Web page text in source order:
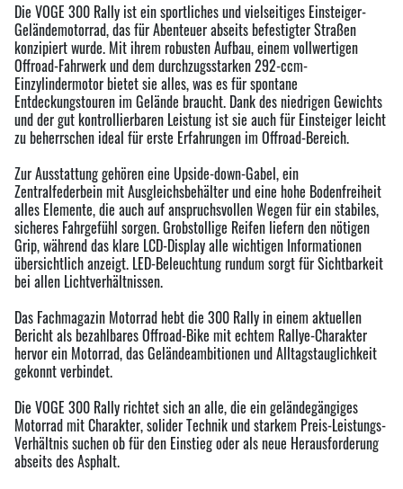
Die VOGE 300 Rally ist ein sportliches und vielseitiges Einsteiger-
Geländemotorrad, das für Abenteuer abseits befestigter Straßen
konzipiert wurde. Mit ihrem robusten Aufbau, einem vollwertigen
Offroad-Fahrwerk und dem durchzugsstarken 292-ccm-
Einzylindermotor bietet sie alles, was es für spontane
Entdeckungstouren im Gelände braucht. Dank des niedrigen Gewichts
und der gut kontrollierbaren Leistung ist sie auch für Einsteiger leicht
zu beherrschen ideal für erste Erfahrungen im Offroad-Bereich.
Zur Ausstattung gehören eine Upside-down-Gabel, ein
Zentralfederbein mit Ausgleichsbehälter und eine hohe Bodenfreiheit
alles Elemente, die auch auf anspruchsvollen Wegen für ein stabiles,
sicheres Fahrgefühl sorgen. Grobstollige Reifen liefern den nötigen
Grip, während das klare LCD-Display alle wichtigen Informationen
übersichtlich anzeigt. LED-Beleuchtung rundum sorgt für Sichtbarkeit
bei allen Lichtverhältnissen.
Das Fachmagazin Motorrad hebt die 300 Rally in einem aktuellen
Bericht als bezahlbares Offroad-Bike mit echtem Rallye-Charakter
hervor ein Motorrad, das Geländeambitionen und Alltagstauglichkeit
gekonnt verbindet.
Die VOGE 300 Rally richtet sich an alle, die ein geländegängiges
Motorrad mit Charakter, solider Technik und starkem Preis-Leistungs-
Verhältnis suchen ob für den Einstieg oder als neue Herausforderung
abseits des Asphalt.